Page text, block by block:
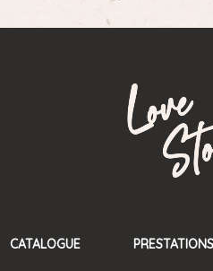
CATALOGUE PRESTATIONS